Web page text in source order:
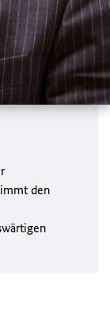
den